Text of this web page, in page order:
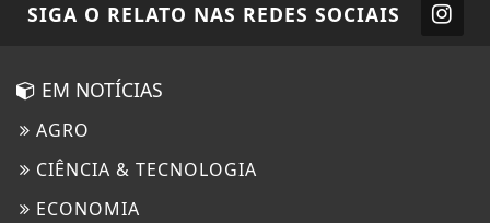
SIGA O RELATO NAS REDES SOCIAIS
EM NOTÍCIAS
AGRO
CIÊNCIA & TECNOLOGIA
ECONOMIA